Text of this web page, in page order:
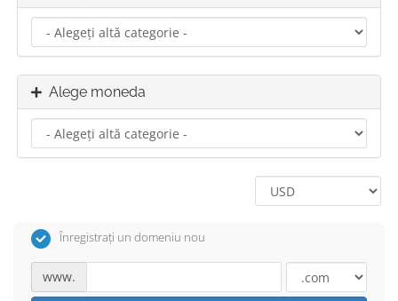
Alege moneda
Înregistrați un domeniu nou
www.